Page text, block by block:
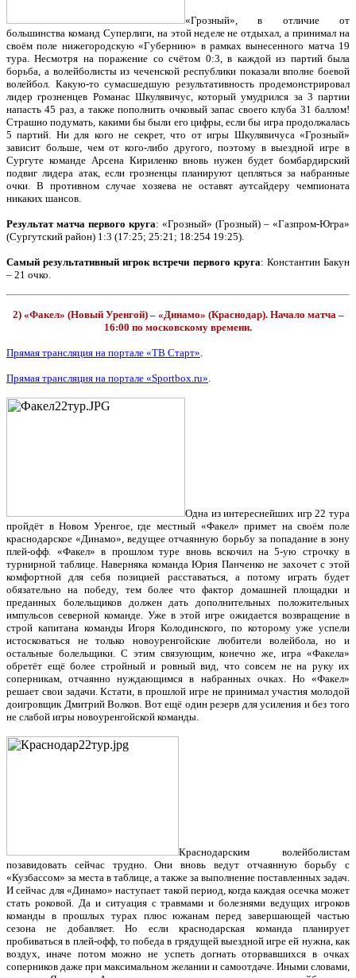
«Грозный», в отличие от
большинства команд Суперлиги, на этой неделе не отдыхал, а принимал на
своём поле нижегородскую «Губернию» в рамках вынесенного матча 19
тура. Несмотря на поражение со счётом 0:3, в каждой из партий была
борьба, а волейболисты из чеченской республики показали вполне боевой
волейбол. Какую-то сумасшедшую результативность продемонстрировал
лидер грозненцев Романас Шкулявичус, который умудрился за 3 партии
напасть 45 раз, а также пополнить очковый запас своего клуба 31 баллом!
Страшно подумать, какими бы были его цифры, если бы игра продолжалась
5 партий. Ни для кого не секрет, что от игры Шкулявичуса «Грозный»
зависит больше, чем от кого-либо другого, поэтому в выездной игре в
Сургуте команде Арсена Кириленко вновь нужен будет бомбардирский
подвиг лидера атак, если грозненцы планируют цепляться за набранные
очки. В противном случае хозяева не оставят аутсайдеру чемпионата
никаких шансов.
Результат матча первого круга: «Грозный» (Грозный) – «Газпром-Югра»
(Сургутский район) 1:3 (17:25; 25:21; 18:254 19:25).
Самый результативный игрок встречи первого круга: Константин Бакун
– 21 очко.
2) «Факел» (Новый Уренгой) – «Динамо» (Краснодар). Начало матча –
16:00 по московскому времени.
Прямая трансляция на портале «ТВ Старт».
Прямая трансляция на портале «Sportbox.ru».
Одна из интереснейших игр 22 тура
пройдёт в Новом Уренгое, где местный «Факел» примет на своём поле
краснодарское «Динамо», ведущее отчаянную борьбу за попадание в зону
плей-офф. «Факел» в прошлом туре вновь вскочил на 5-ую строчку в
турнирной таблице. Наверняка команда Юрия Панченко не захочет с этой
комфортной для себя позицией расставаться, а потому играть будет
обязательно на победу, тем более что фактор домашней площадки и
преданных болельщиков должен дать дополнительных положительных
импульсов северной команде. Уже в этой игре ожидается возвращение в
строй капитана команды Игоря Колодинского, по которому уже успели
истосковаться не только новоуренгойские любители волейбола, но и
остальные болельщики. С этим связующим, конечно же, игра «Факела»
обретёт ещё более стройный и ровный вид, что совсем не на руку их
соперникам, отчаянно нуждающимся в набранных очках. Но «Факел»
решает свои задачи. Кстати, в прошлой игре не принимал участия молодой
доигровщик Дмитрий Волков. Вот ещё один резерв для усиления и без того
не слабой игры новоуренгойской команды.
Краснодарским волейболистам
позавидовать сейчас трудно. Они вновь ведут отчаянную борьбу с
«Кузбассом» за места в таблице, а также за выполнение поставленных задач.
И сейчас для «Динамо» наступает такой период, когда каждая осечка может
стать роковой. Да и ситуация с травмами и болезнями ведущих игроков
команды в прошлых турах плюс южанам перед завершающей частью
сезона не добавляет. Но если краснодарская команда планирует
пробиваться в плей-офф, то победа в грядущей выездной игре ей нужна, как
воздух, иначе потом можно не успеть догнать оторвавшихся в очках
соперников даже при максимальном желании и самоотдаче. Иными словами,